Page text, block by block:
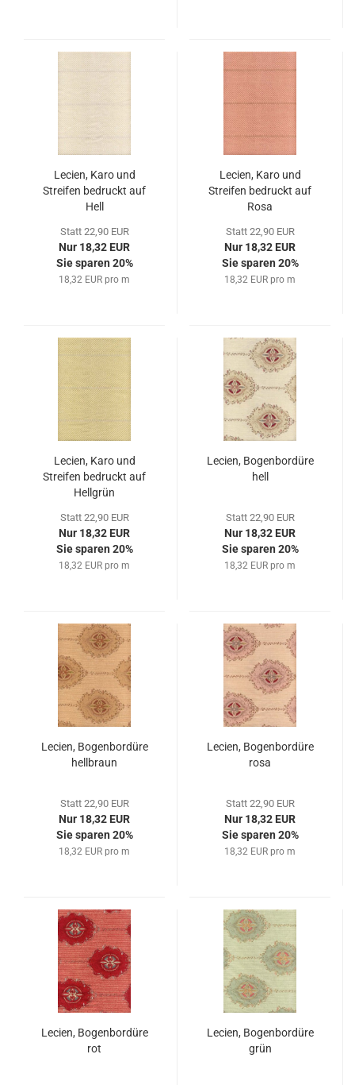
Lecien, Karo und
Streifen bedruckt auf
Hell
Statt 22,90 EUR
Nur 18,32 EUR
Sie sparen 20%
18,32 EUR pro m
Lecien, Karo und
Streifen bedruckt auf
Rosa
Statt 22,90 EUR
Nur 18,32 EUR
Sie sparen 20%
18,32 EUR pro m
Lecien, Karo und
Streifen bedruckt auf
Hellgrün
Statt 22,90 EUR
Nur 18,32 EUR
Sie sparen 20%
18,32 EUR pro m
Lecien, Bogenbordüre
hell
Statt 22,90 EUR
Nur 18,32 EUR
Sie sparen 20%
18,32 EUR pro m
Lecien, Bogenbordüre
hellbraun
Statt 22,90 EUR
Nur 18,32 EUR
Sie sparen 20%
18,32 EUR pro m
Lecien, Bogenbordüre
rosa
Statt 22,90 EUR
Nur 18,32 EUR
Sie sparen 20%
18,32 EUR pro m
Lecien, Bogenbordüre
rot
Lecien, Bogenbordüre
grün